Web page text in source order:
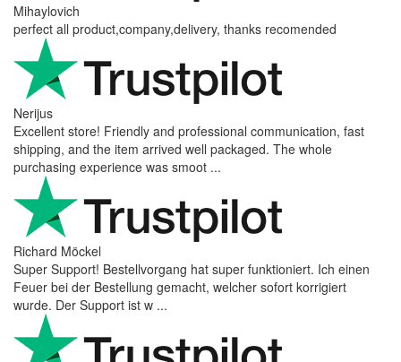
Mihaylovich
perfect all product,company,delivery, thanks recomended
Nerijus
Excellent store! Friendly and professional communication, fast
shipping, and the item arrived well packaged. The whole
purchasing experience was smoot ...
Richard Möckel
Super Support! Bestellvorgang hat super funktioniert. Ich einen
Feuer bei der Bestellung gemacht, welcher sofort korrigiert
wurde. Der Support ist w ...